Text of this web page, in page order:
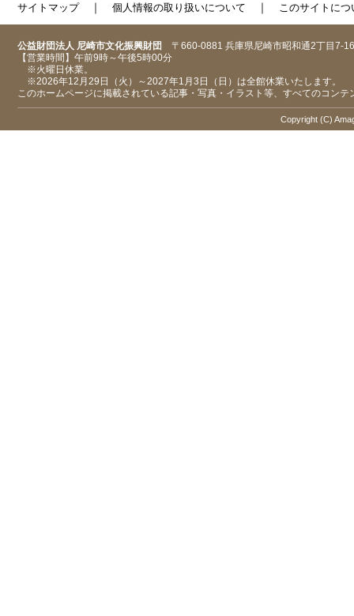
サイトマップ｜ 個人情報の取り扱いについて ｜ このサイトにつ
公益財団法人 尼崎市文化振興財団 〒660-0881 兵庫県尼崎市昭和通2丁目7-16
【営業時間】午前9時～午後5時00分
※火曜日休業。
※2026年12月29日（火）～2027年1月3日（日）は全館休業いたします。
このホームページに掲載されている記事・写真・イラスト等、すべてのコン
Copyright (C)